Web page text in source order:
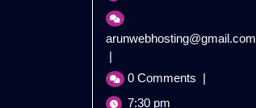
arunwebhosting@gmail.com
|
0 Comments |
7:30 pm